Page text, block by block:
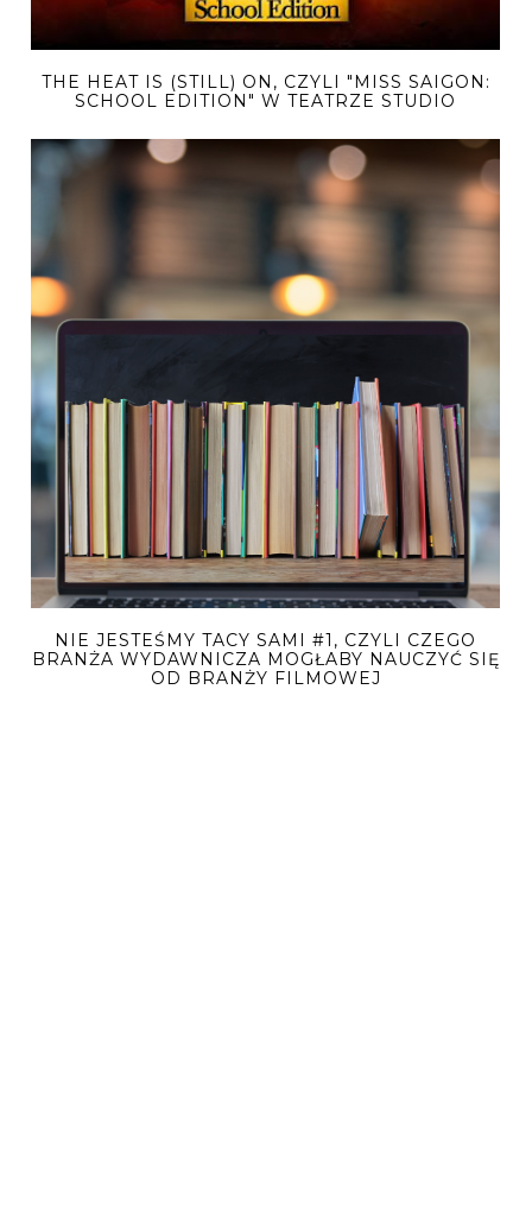
THE HEAT IS (STILL) ON, CZYLI "MISS SAIGON:
SCHOOL EDITION" W TEATRZE STUDIO
NIE JESTEŚMY TACY SAMI #1, CZYLI CZEGO
BRANŻA WYDAWNICZA MOGŁABY NAUCZYĆ SIĘ
OD BRANŻY FILMOWEJ